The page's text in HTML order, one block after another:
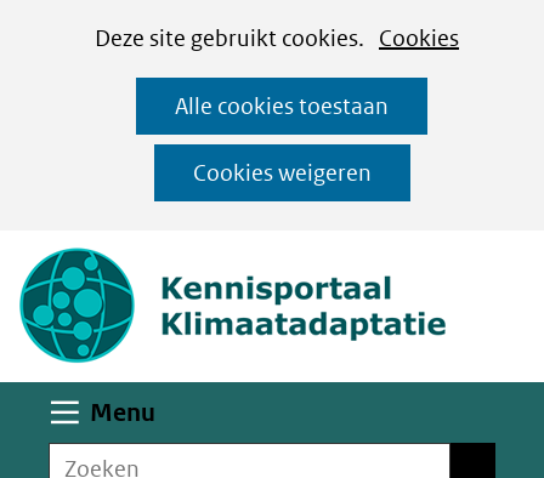
CookiesDeze site gebruikt cookies. Cookies
op
deze
website
worden
toegestaan
Alle cookies toestaan
Cookies weigeren
Ga
naar
de
inhoud
Menu
Zoeken